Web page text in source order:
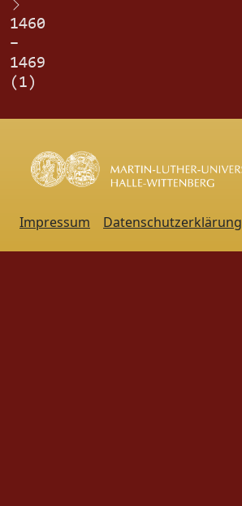
1460
–
1469
(1)
Impressum Datenschutzerklärung